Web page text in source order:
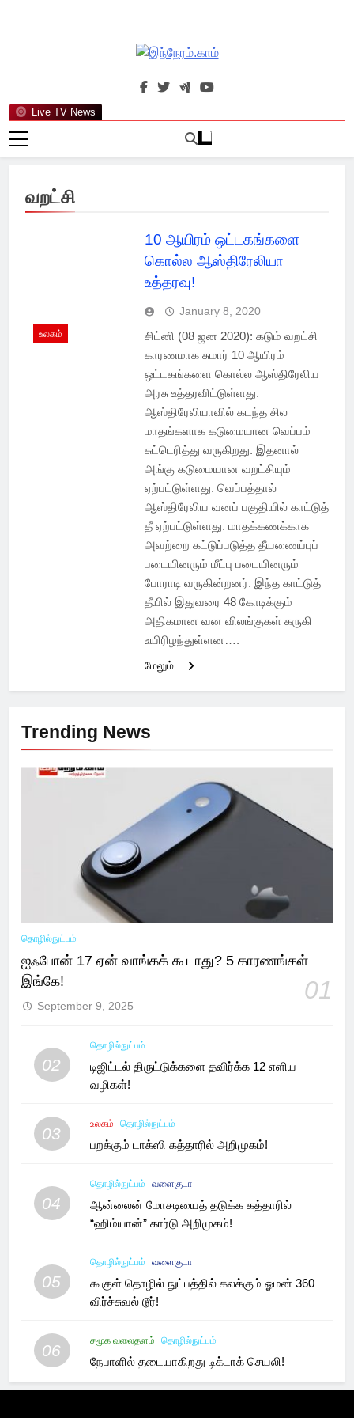
Live TV News
இந்நேரம்.காம்
செய்திகளுக்கு அப்பால்…
வறட்சி
உலகம்
10 ஆயிரம் ஒட்டகங்களை
கொல்ல ஆஸ்திரேலியா
உத்தரவு!
January 8, 2020
சிட்னி (08 ஜன 2020): கடும் வறட்சி
காரணமாக சுமார் 10 ஆயிரம்
ஒட்டகங்களை கொல்ல ஆஸ்திரேலிய
அரசு உத்தரவிட்டுள்ளது.
ஆஸ்திரேலியாவில் கடந்த சில
மாதங்களாக கடுமையான வெப்பம்
சுட்டெரித்து வருகிறது. இதனால்
அங்கு கடுமையான வறட்சியும்
ஏற்பட்டுள்ளது. வெப்பத்தால்
ஆஸ்திரேலிய வனப் பகுதியில் காட்டுத்
தீ ஏற்பட்டுள்ளது. மாதக்கணக்காக
அவற்றை கட்டுப்படுத்த தீயணைப்புப்
படையினரும் மீட்பு படையினரும்
போராடி வருகின்றனர். இந்த காட்டுத்
தீயில் இதுவரை 48 கோடிக்கும்
அதிகமான வன விலங்குகள் கருகி
உயிரிழந்துள்ளன….
மேலும்...
Trending News
தொழில்நுட்பம்
ஐஃபோன் 17 ஏன் வாங்கக் கூடாது? 5 காரணங்கள்
இங்கே!
01
September 9, 2025
02
தொழில்நுட்பம்
டிஜிட்டல் திருட்டுக்களை தவிர்க்க 12 எளிய
வழிகள்!
03
உலகம் தொழில்நுட்பம்
பறக்கும் டாக்ஸி கத்தாரில் அறிமுகம்!
04
தொழில்நுட்பம் வளைகுடா
ஆன்லைன் மோசடியைத் தடுக்க கத்தாரில்
“ஹிம்யான்” கார்டு அறிமுகம்!
05
தொழில்நுட்பம் வளைகுடா
கூகுள் தொழில் நுட்பத்தில் கலக்கும் ஓமன் 360
விர்ச்சுவல் டூர்!
06
சமூக வலைதளம் தொழில்நுட்பம்
நேபாளில் தடையாகிறது டிக்டாக் செயலி!